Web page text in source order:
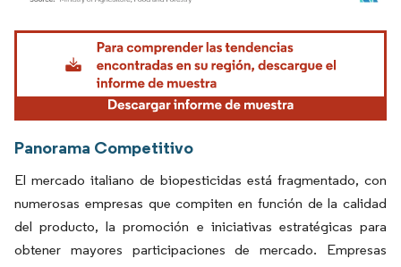
Imagen © Mordor Intelligence. El uso requiere atribución según CC BY 4.0.
Panorama Competitivo
El mercado italiano de biopesticidas está fragmentado, con
numerosas empresas que compiten en función de la calidad
del producto, la promoción e iniciativas estratégicas para
obtener mayores participaciones de mercado. Empresas